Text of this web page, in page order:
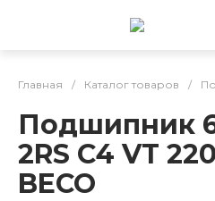
Главная / Каталог товаров /
Подшипник
2RS C4 VT
BECO